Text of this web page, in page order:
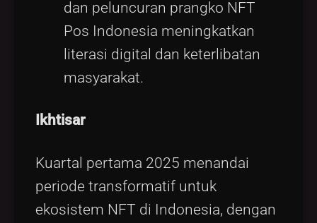
dan peluncuran prangko NFT
Pos Indonesia meningkatkan
literasi digital dan keterlibatan
masyarakat.
Ikhtisar
Kuartal pertama 2025 menandai
periode transformatif untuk
ekosistem NFT di Indonesia, dengan